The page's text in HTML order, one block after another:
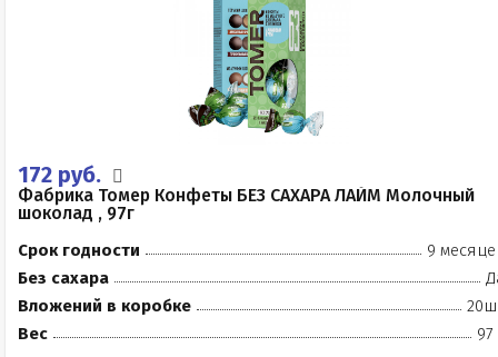
172 руб.
Фабрика Томер Конфеты БЕЗ САХАРА ЛАЙМ Молочный
шоколад , 97г
Срок годности
9
Без сахара
Вложений в коробке
Вес
97